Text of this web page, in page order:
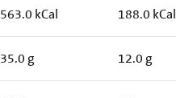
563.0 kCal 188.0 kCal
35.0 g 12.0 g